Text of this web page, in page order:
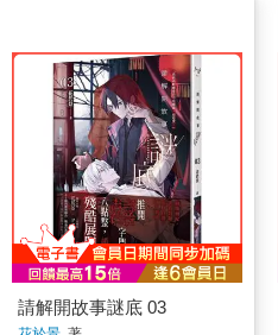
請解開故事謎底 03